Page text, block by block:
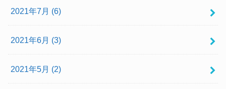
2021年7月 (6)
2021年6月 (3)
2021年5月 (2)